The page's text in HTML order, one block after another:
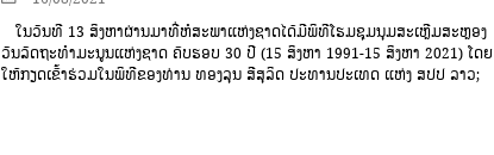
ໃນວັນທີ 13 ສິງຫາຜ່ານມາທີ່ຫໍສະພາແຫ່ງຊາດໄດ້ມີພິທີໂຮມຊຸມນຸມສະເຫຼີມສະຫຼອງ
ວັນລັດຖະທຳມະນູນແຫ່ງຊາດ ຄົບຮອບ 30 ປີ (15 ສິງຫາ 1991-15 ສິງຫາ 2021) ໂດຍ
ໃຫ້ກຽດເຂົ້າຮ່ວມໃນພິທີຂອງທ່ານ ທອງລຸນ ສີສຸລິດ ປະທານປະເທດ ແຫ່ງ ສປປ ລາວ;